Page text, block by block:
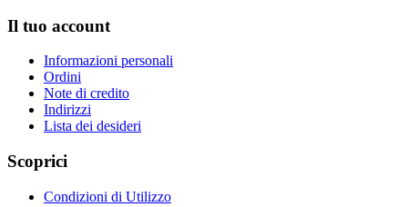
Il tuo account
Informazioni personali
Ordini
Note di credito
Indirizzi
Lista dei desideri
Scoprici
Condizioni di Utilizzo